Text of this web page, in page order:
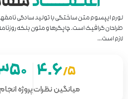
نامفهوم از صنعت چاپ و با استفاده از
روزنامه و مجله در ستون و سطرآنچنان که
200+
مشتری